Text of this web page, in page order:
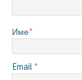
Име*
Email *